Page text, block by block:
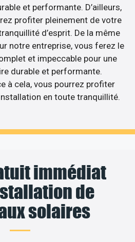
et performante. D’ailleurs,
profiter pleinement de votre
d’esprit. De la même
notre entreprise, vous ferez le
et impeccable pour une
durable et performante.
à cela, vous pourrez profiter
en toute tranquillité.
immédiat
de
solaires